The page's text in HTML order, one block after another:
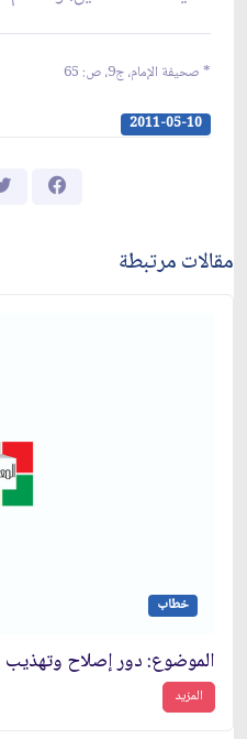
* صحيفة الإمام، ج‏9، ص: 65
2011-05-10
مقالات مرتبطة
خطاب
الموضوع: دور إصلاح وتهذيب
المزيد